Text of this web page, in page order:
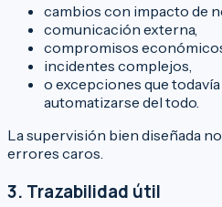
cambios con impacto de
comunicación externa,
compromisos
incidentes complejos,
o excepciones que
automatizarse del todo.
La supervisión bien diseñada
errores caros.
3. Trazabilidad útil